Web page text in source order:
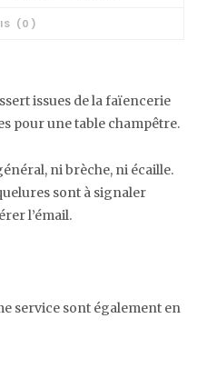
(0)
issues de la faïencerie
pour une table champêtre.
ni brèche, ni écaille.
sont à signaler
l’émail.
service sont également en